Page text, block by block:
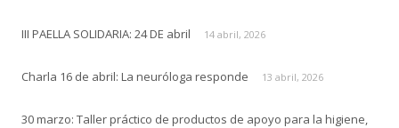
III PAELLA SOLIDARIA: 24 DE abril 14 abril, 2026
Charla 16 de abril: La neuróloga responde 13 abril, 2026
30 marzo: Taller práctico de productos de apoyo para la higiene,